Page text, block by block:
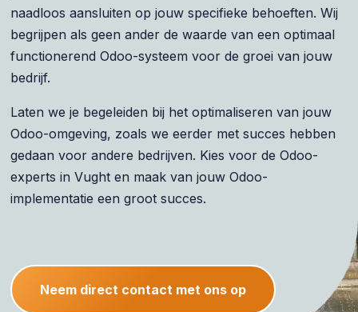
naadloos aansluiten op jouw specifieke behoeften. Wij
begrijpen als geen ander de waarde van een optimaal
functionerend Odoo-systeem voor de groei van jouw
bedrijf.
Laten we je begeleiden bij het optimaliseren van jouw
Odoo-omgeving, zoals we eerder met succes hebben
gedaan voor andere bedrijven. Kies voor de Odoo-
experts in Vught en maak van jouw Odoo-
implementatie een groot succes.
Neem direct contact met ons op